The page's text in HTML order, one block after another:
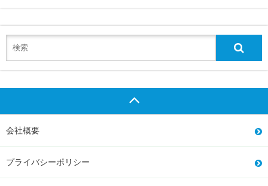
会社概要
プライバシーポリシー